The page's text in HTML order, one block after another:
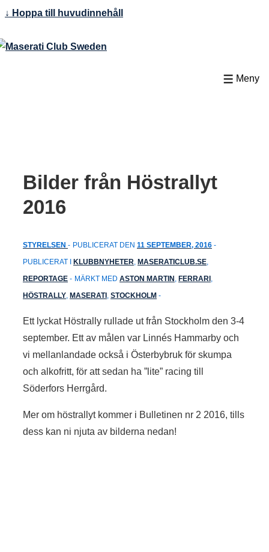
↓ Hoppa till huvudinnehåll
Meny
Bilder från Höstrallyt
2016
STYRELSEN PUBLICERAT DEN 11 SEPTEMBER, 2016
PUBLICERAT I KLUBBNYHETER MASERATICLUB.SE
REPORTAGE
MÄRKT MED ASTON MARTIN FERRARI
HÖSTRALLY MASERATI STOCKHOLM
Ett lyckat Höstrally rullade ut från Stockholm den 3-4
september. Ett av målen var Linnés Hammarby och
vi mellanlandade också i Österbybruk för skumpa
och alkofritt, för att sedan ha ”lite” racing till
Söderfors Herrgård.
Mer om höstrallyt kommer i Bulletinen nr 2 2016, tills
dess kan ni njuta av bilderna nedan!